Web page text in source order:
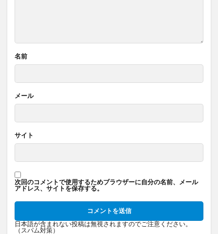
名前
メール
サイト
次回のコメントで使用するためブラウザーに自分の名前、メール
アドレス、サイトを保存する。
日本語が含まれない投稿は無視されますのでご注意ください。
（スパム対策）